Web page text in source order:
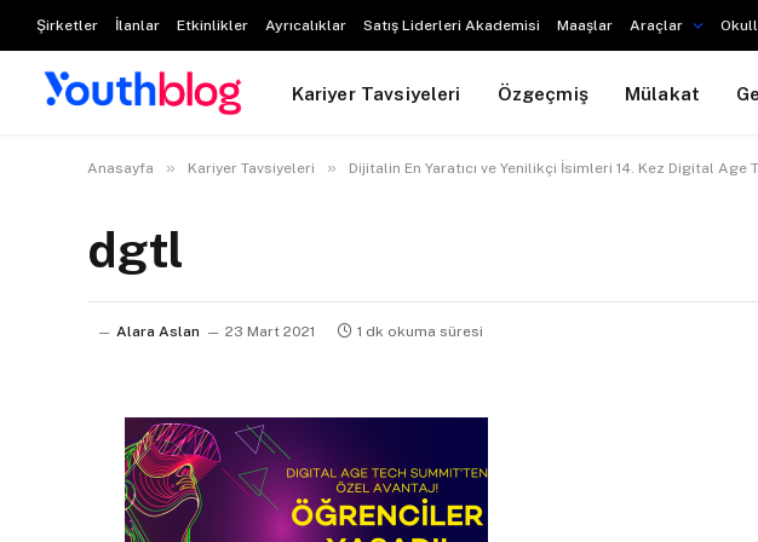
Şirketler İlanlar Etkinlikler Ayrıcalıklar Satış Liderleri Akademisi Maaşlar Araçlar
Kariyer Tavsiyeleri Özgeçmiş Mülakat
Anasayfa » Kariyer Tavsiyeleri » Dijitalin En Yaratıcı ve Yenilikçi İsimleri 14. Kez Digital Age
dgtl
Alara Aslan 23 Mart 2021 1 dk okuma süresi